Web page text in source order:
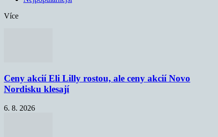
Více
Ceny akcií Eli Lilly rostou, ale ceny akcií Novo
Nordisku klesají
6. 8. 2026